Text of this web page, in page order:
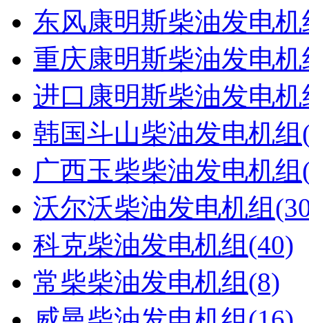
东风康明斯柴油发电机
重庆康明斯柴油发电机
进口康明斯柴油发电机
韩国斗山柴油发电机组
广西玉柴柴油发电机组
沃尔沃柴油发电机组
科克柴油发电机组(40)
常柴柴油发电机组(8)